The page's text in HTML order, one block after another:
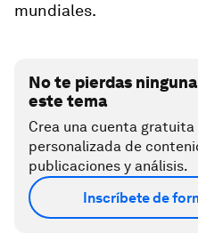
mundiales.
No te pierdas
este tema
Crea una cuenta
personalizada de
publicaciones y análisis.
Inscríbete de